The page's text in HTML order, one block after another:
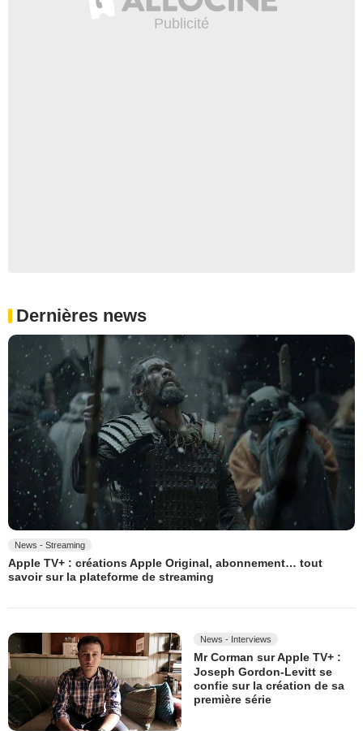
Dernières news
News - Streaming
Apple TV+ : créations Apple Original, abonnement… tout
savoir sur la plateforme de streaming
News - Interviews
Mr Corman sur Apple TV+ :
Joseph Gordon-Levitt se
confie sur la création de sa
première série